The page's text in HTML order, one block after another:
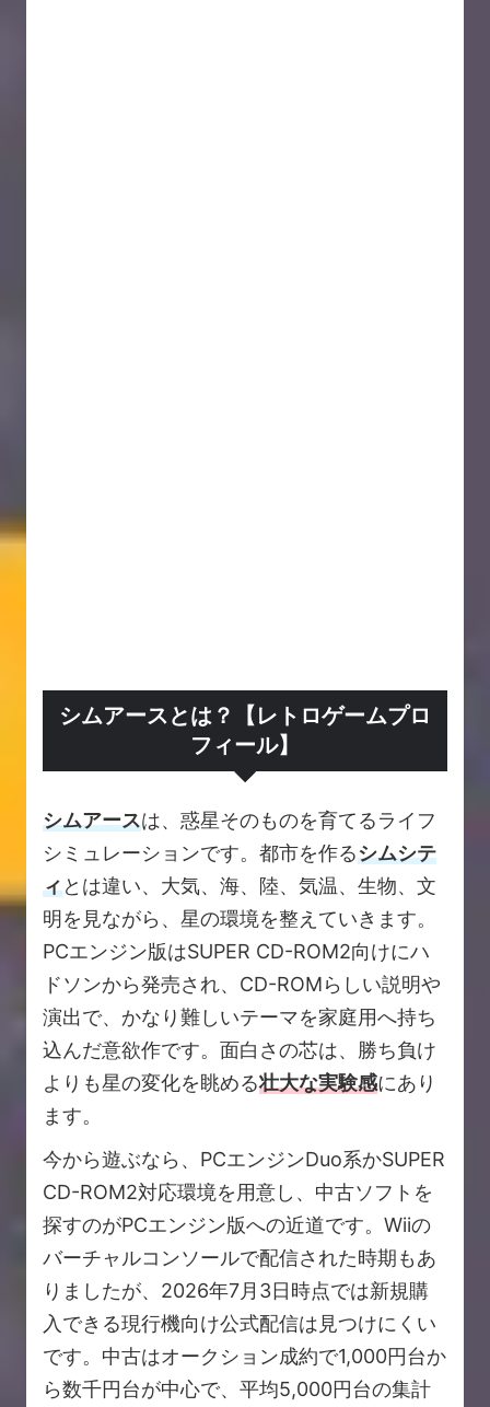
シムアースとは？【レトロゲームプロ
フィール】
シムアースは、惑星そのものを育てるライフ
シミュレーションです。都市を作るシムシテ
ィとは違い、大気、海、陸、気温、生物、文
明を見ながら、星の環境を整えていきます。
PCエンジン版はSUPER CD-ROM2向けにハ
ドソンから発売され、CD-ROMらしい説明や
演出で、かなり難しいテーマを家庭用へ持ち
込んだ意欲作です。面白さの芯は、勝ち負け
よりも星の変化を眺める壮大な実験感にあり
ます。
今から遊ぶなら、PCエンジンDuo系かSUPER
CD-ROM2対応環境を用意し、中古ソフトを
探すのがPCエンジン版への近道です。Wiiの
バーチャルコンソールで配信された時期もあ
りましたが、2026年7月3日時点では新規購
入できる現行機向け公式配信は見つけにくい
です。中古はオークション成約で1,000円台か
ら数千円台が中心で、平均5,000円台の集計